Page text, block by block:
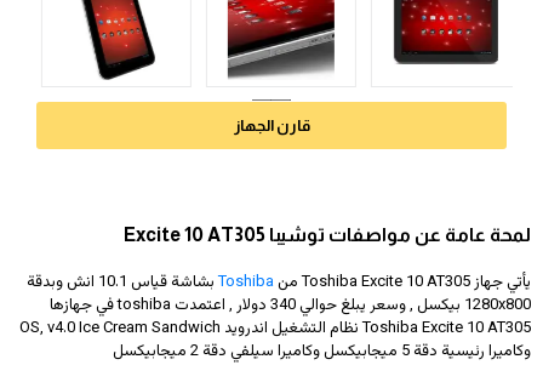
قارن الجهاز
لمحة عامة عن مواصفات توشيبا Excite 10 AT305
يأتي جهاز Toshiba Excite 10 AT305 من Toshibaبشاشة قياس 10.1 انش وبدقة
1280x800 بيكسل , وسعر يبلغ حوالي 340 دولار
, اعتمدت toshiba في جهازها
Toshiba Excite 10 AT305 نظام التشغيل اندرويد OS, v4.0 Ice Cream Sandwich
وكاميرا رئيسية دقة 5 ميجابيكسل وكاميرا سيلفي دقة 2 ميجابيكسل